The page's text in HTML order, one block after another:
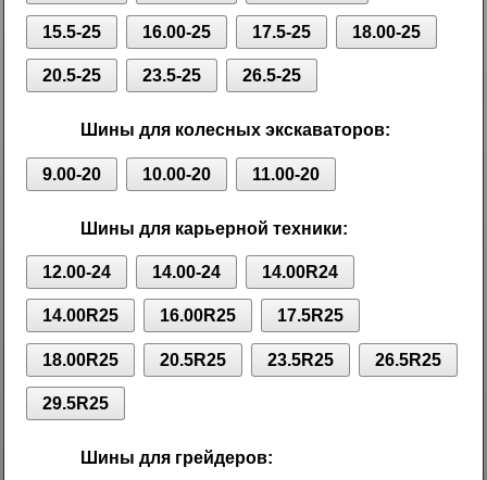
15.5-25 16.00-25 17.5-25 18.00-25
20.5-25 23.5-25 26.5-25
Шины для колесных экскаваторов:
9.00-20 10.00-20 11.00-20
Шины для карьерной техники:
12.00-24 14.00-24 14.00R24
14.00R25 16.00R25 17.5R25
18.00R25 20.5R25 23.5R25 26.5R25
29.5R25
Шины для грейдеров: